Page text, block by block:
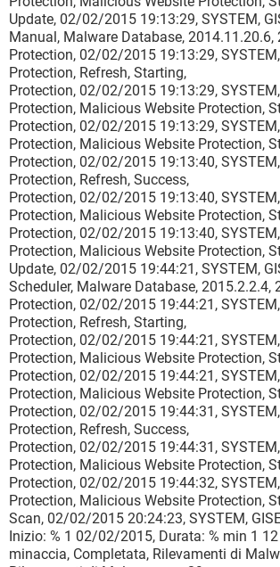
Update, 02/02/2015 19:13:29, SYSTEM,
Manual, Malware Database, 2014.11.20.6,
Protection, 02/02/2015 19:13:29, SYSTEM,
Protection, Refresh, Starting,
Protection, 02/02/2015 19:13:29, SYSTEM,
Protection, Malicious Website Protection,
Protection, 02/02/2015 19:13:29, SYSTEM,
Protection, Malicious Website Protection,
Protection, 02/02/2015 19:13:40, SYSTEM,
Protection, Refresh, Success,
Protection, 02/02/2015 19:13:40, SYSTEM,
Protection, Malicious Website Protection,
Protection, 02/02/2015 19:13:40, SYSTEM,
Protection, Malicious Website Protection,
Update, 02/02/2015 19:44:21, SYSTEM,
Scheduler, Malware Database, 2015.2.2.4,
Protection, 02/02/2015 19:44:21, SYSTEM,
Protection, Refresh, Starting,
Protection, 02/02/2015 19:44:21, SYSTEM,
Protection, Malicious Website Protection,
Protection, 02/02/2015 19:44:21, SYSTEM,
Protection, Malicious Website Protection,
Protection, 02/02/2015 19:44:31, SYSTEM,
Protection, Refresh, Success,
Protection, 02/02/2015 19:44:31, SYSTEM,
Protection, Malicious Website Protection,
Protection, 02/02/2015 19:44:32, SYSTEM,
Protection, Malicious Website Protection,
Scan, 02/02/2015 20:24:23, SYSTEM,
Inizio: % 1 02/02/2015, Durata: % min 1
minaccia, Completata, Rilevamenti di